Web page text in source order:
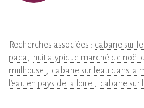
Recherches associées : cabane sur
paca
nuit atypique marché de noël
mulhouse
cabane sur l'eau dans la
l'eau en pays de la loire
cabane sur